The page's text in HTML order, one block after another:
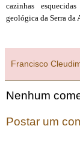
cazinhas
geológica da Serra da
Francisco
Nenhum
Postar um